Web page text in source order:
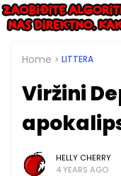
Home LITTERA
Viržini
HELLY CHERRY
4 YEARS AGO